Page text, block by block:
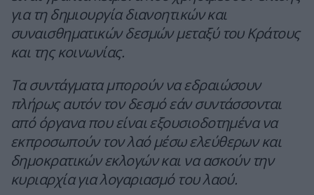
για τη δημιουργία διανοητικών και
συναισθηματικών δεσμών μεταξύ του Κράτους
και της κοινωνίας.
Τα συντάγματα μπορούν να εδραιώσουν
πλήρως αυτόν τον δεσμό εάν συντάσσονται
από όργανα που είναι εξουσιοδοτημένα να
εκπροσωπούν τον λαό μέσω ελεύθερων και
δημοκρατικών εκλογών και να ασκούν την
κυριαρχία για λογαριασμό του λαού.